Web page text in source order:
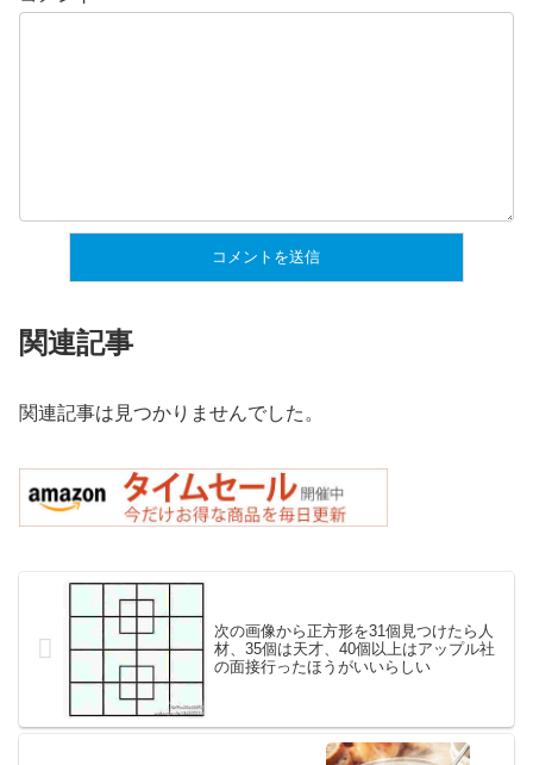
関連記事
関連記事は見つかりませんでした。
次の画像から正方形を31個見つけたら人
材、35個は天才、40個以上はアップル社
の面接行ったほうがいいらしい